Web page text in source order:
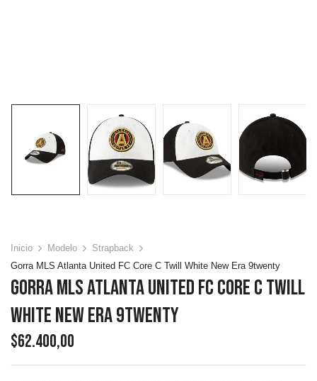
Inicio Modelo
Strapback
Gorra MLS Atlanta United FC Core C Twill White New Era 9twenty
Gorra MLS Atlanta United FC Core C Twill
White New Era 9twenty
$62.400,00